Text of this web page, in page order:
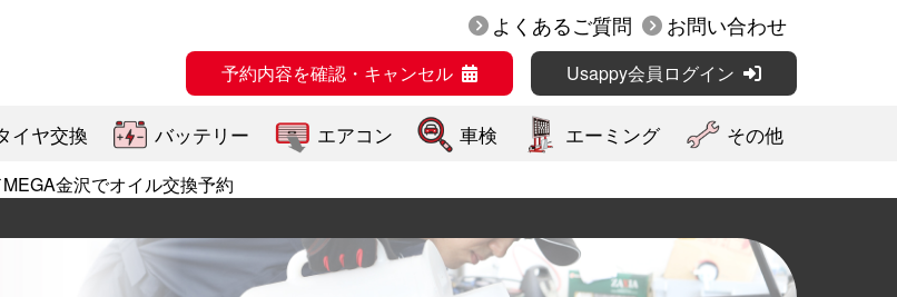
よくあるご質問 お問い合わせ
予約内容を確認・キャンセル Usappy会員ログイン
イヤ交換 バッテリー エアコン 車検 エーミング その他
金沢でオイル交換予約